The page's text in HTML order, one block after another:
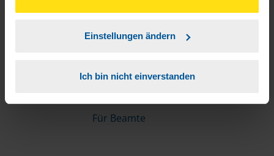
unserer
Einstellungen ändern
Ich bin nicht einverstanden
Die erste Steuererklärung
Für Azubis
Für Beamte